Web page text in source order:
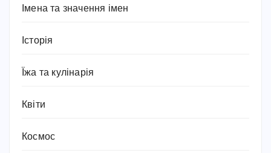
Імена та значення імен
Історія
Їжа та кулінарія
Квіти
Космос